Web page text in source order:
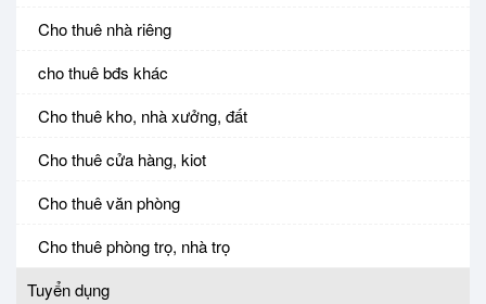
Cho thuê nhà riêng
cho thuê bđs khác
Cho thuê kho, nhà xưởng, đất
Cho thuê cửa hàng, kiot
Cho thuê văn phòng
Cho thuê phòng trọ, nhà trọ
Tuyển dụng